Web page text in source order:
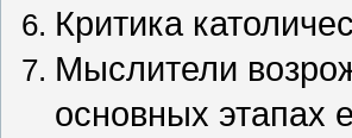
Критика
Мыслители
основных этапах